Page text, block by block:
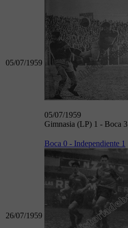
05/07/1959
05/07/1959
Gimnasia (LP) 1 - Boca 3
26/07/1959
Boca 0 - Independiente 1